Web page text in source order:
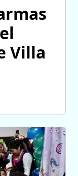
Villa